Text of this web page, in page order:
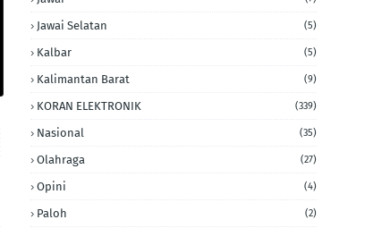
Jawai Selatan (5)
Kalbar (5)
Kalimantan Barat (9)
KORAN ELEKTRONIK (339)
Nasional (35)
Olahraga (27)
Opini (4)
Paloh (2)